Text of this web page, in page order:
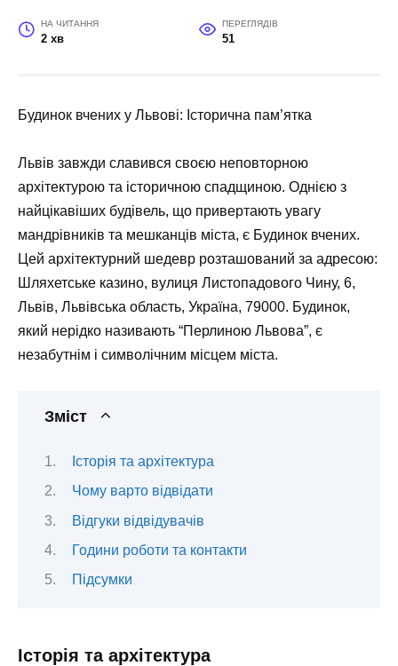
НА ЧИТАННЯ
2 хв
ПЕРЕГЛЯДІВ
51
Будинок вчених у Львові: Історична пам’ятка
Львів завжди славився своєю неповторною
архітектурою та історичною спадщиною. Однією з
найцікавіших будівель, що привертають увагу
мандрівників та мешканців міста, є Будинок вчених.
Цей архітектурний шедевр розташований за адресою:
Шляхетське казино, вулиця Листопадового Чину, 6,
Львів, Львівська область, Україна, 79000. Будинок,
який нерідко називають “Перлиною Львова”, є
незабутнім і символічним місцем міста.
Зміст
Історія та архітектура
Чому варто відвідати
Відгуки відвідувачів
Години роботи та контакти
Підсумки
Історія та архітектура